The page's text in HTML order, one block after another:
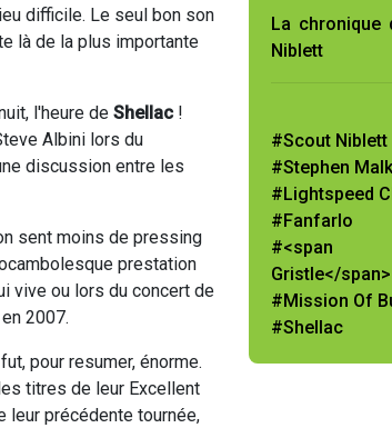
difficile. Le seul bon son
là de la plus importante
l'heure de Shellac !
Albini lors du
discussion entre les
sent moins de pressing
prestation
vive ou lors du concert de
2007.
pour resumer, énorme.
titres de leur Excellent
leur précédente tournée,
La chronique
Niblett
#Scout Niblett
#Stephen
#Lightspeed
#Fanfarlo
#<span
Gristle</span>
#Mission Of
#Shellac